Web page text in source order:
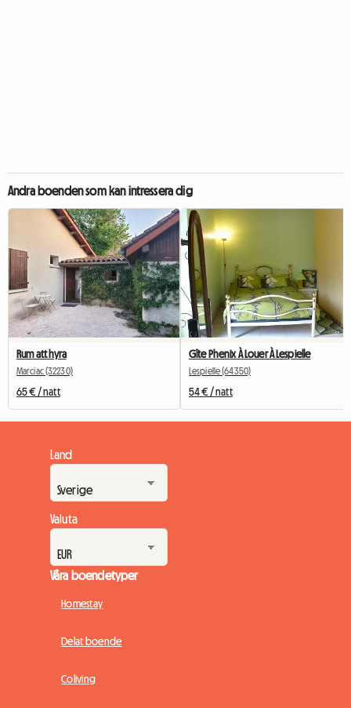
Andra boenden som kan intressera dig
Rum att hyra
Marciac (32230)
65 € / natt
Gîte Phenix À Louer À Lespielle
Lespielle (64350)
54 € / natt
Land
Valuta
Våra boendetyper
Homestay
Delat boende
Coliving